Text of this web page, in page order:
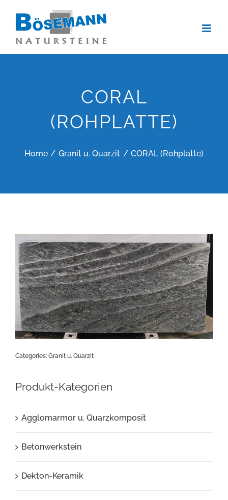
springen
CORAL
(ROHPLATTE)
Home Granit u. Quarzit CORAL (Rohplatte)
Categories: Granit u. Quarzit
Produkt-Kategorien
Agglomarmor u. Quarzkomposit
Betonwerkstein
Dekton-Keramik